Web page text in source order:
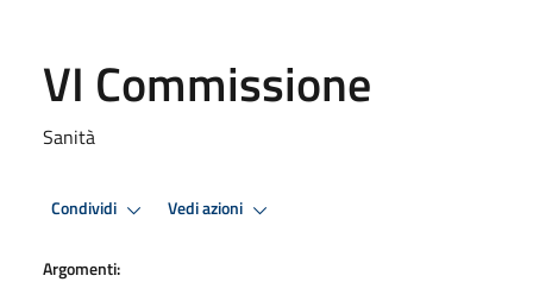
VI Commissione
Sanità
Condividi Vedi azioni
Argomenti: